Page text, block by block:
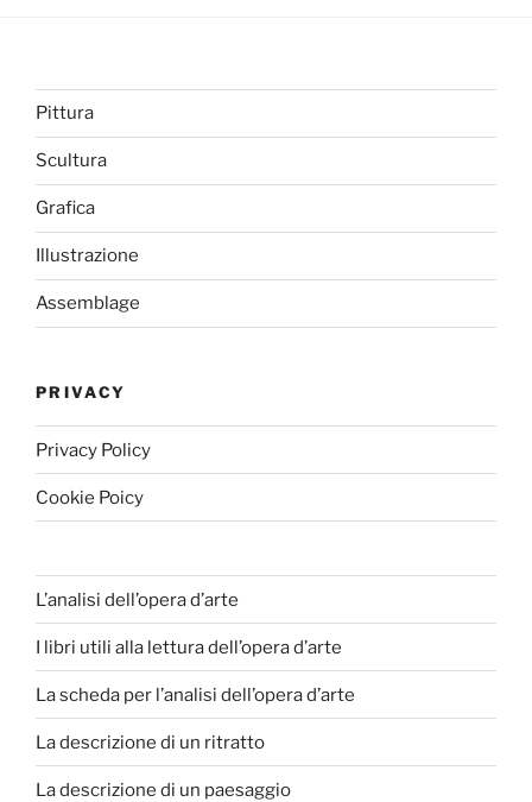
Pittura
Scultura
Grafica
Illustrazione
Assemblage
PRIVACY
Privacy Policy
Cookie Poicy
L’analisi dell’opera d’arte
I libri utili alla lettura dell’opera d’arte
La scheda per l’analisi dell’opera d’arte
La descrizione di un ritratto
La descrizione di un paesaggio